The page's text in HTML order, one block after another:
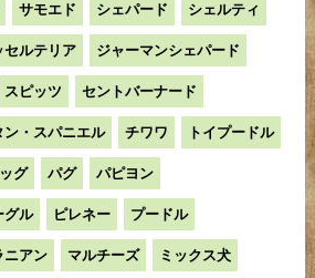
サモエド シェパード シェルティ
セルテリア ジャーマンシェパード
スピッツ セントバーナード
ン・スパニエル チワワ トイプードル
グ パグ パピヨン
グル ピレネー プードル
ニアン マルチーズ ミックス犬